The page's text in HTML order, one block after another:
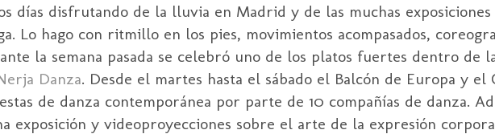
días disfrutando de la lluvia en Madrid y de las muchas exposiciones
Lo hago con ritmillo en los pies, movimientos acompasados,
la semana pasada se celebró uno de los platos fuertes dentro de
Danza. Desde el martes hasta el sábado el Balcón de Europa y el
de danza contemporánea por parte de 10 compañías de danza.
exposición y videoproyecciones sobre el arte de la expresión